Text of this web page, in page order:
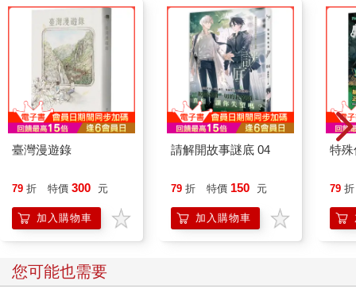
臺灣漫遊錄
79 折 特價 300 元
加入購物車
請解開故事謎底 04
79 折 特價 150 元
加入購物車
特
79 折
您可能也需要